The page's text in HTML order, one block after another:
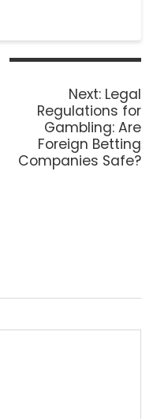
Next: Next
post:
Legal
Regulations for
Gambling: Are
Foreign Betting
Companies Safe?